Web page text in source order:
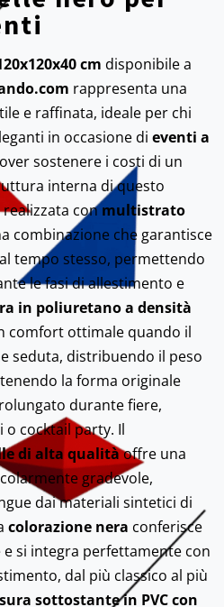
cm disponibile a
rappresenta una
e raffinata, ideale per chi
in occasione dieventi a
sostenere i costi di un
interna di questo
realizzata conmultistrato
combinazione che garantisce
tempo stesso, permettendo
le fasi di allestimento e
in poliuretano a densità
comfort ottimale quando il
seduta, distribuendo il peso
la forma originale
durante fiere,
cocktail party. Il
di alta qualitàoffre una
gradevole,
dai materiali sintetici di
colorazione nera conferisce
si integra perfettamente con
dal più classico al più
sottostante in PVC con